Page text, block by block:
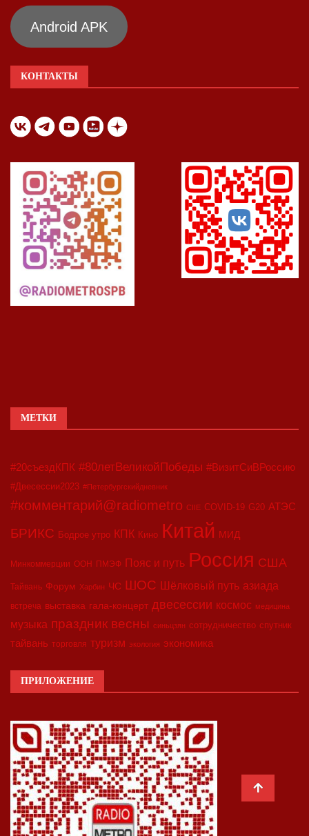
Android APK
КОНТАКТЫ
МЕТКИ
#20съездКПК #80летВеликойПобеды #ВизитСиВРоссию
#Двесессии2023 #Петербургскийдневник
#комментарий@radiometro CIIE COVID-19 G20 АТЭС
БРИКС Бодрое утро КПК Кино Китай МИД
Минкоммерции ООН ПМЭФ Пояс и путь Россия США
Тайвань Форум Харбин ЧС ШОС Шёлковый путь азиада
встреча выставка гала-концерт двесессии космос медицина
музыка праздник весны синьцзян сотрудничество спутник
тайвань торговля туризм экология экономика
ПРИЛОЖЕНИЕ